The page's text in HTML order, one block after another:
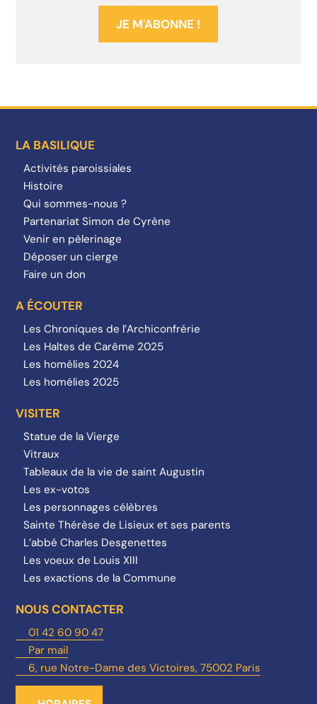
LA BASILIQUE
Activités paroissiales
Histoire
Qui sommes-nous ?
Partenariat Simon de Cyrène
Venir en pèlerinage
Déposer un cierge
Faire un don
A ÉCOUTER
Les Chroniques de l’Archiconfrérie
Les Haltes de Carême 2025
Les homélies 2024
Les homélies 2025
VISITER
Statue de la Vierge
Vitraux
Tableaux de la vie de saint Augustin
Les ex-votos
Les personnages célèbres
Sainte Thérèse de Lisieux et ses parents
L’abbé Charles Desgenettes
Les voeux de Louis XIII
Les exactions de la Commune
NOUS CONTACTER
01 42 60 90 47
Par mail
6, rue Notre-Dame des Victoires, 75002 Paris